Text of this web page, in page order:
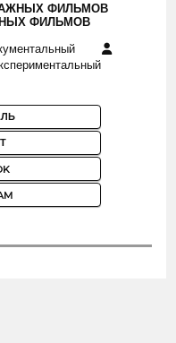
ФИЛЬМОВ
ФИЛЬМОВ